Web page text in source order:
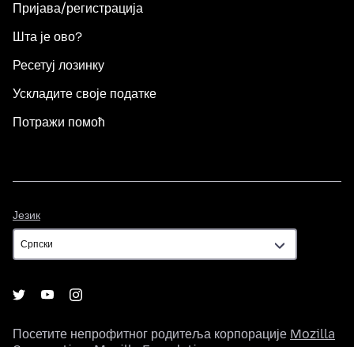
Пријава/регистрација
Шта је ово?
Ресетуј лозинку
Ускладите своје податке
Потражи помоћ
Језик
Посетите непрофитног родитеља корпорације Mozilla